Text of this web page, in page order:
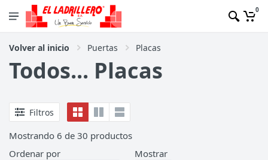
0
Volver al inicio Puertas Placas
Todos... Placas
Filtros
Mostrando 6 de 30 productos
Ordenar por
Mostrar